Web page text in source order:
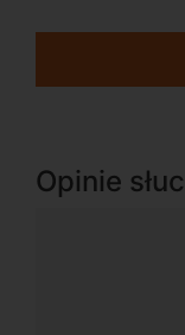
Opinie